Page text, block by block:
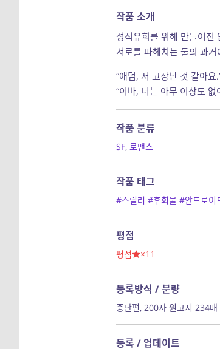
작품 소개
성적유희를 위해 만들어진
서로를 파헤치는 둘의 과
“애덤, 저 고장난 것 같아요
“이바, 너는 아무 이상도
작품 분류
SF, 로맨스
작품 태그
#스릴러 #후회물 #안드로이
평점
평점 ×11
등록방식 / 분량
중단편, 200자 원고지 234매
등록 / 업데이트